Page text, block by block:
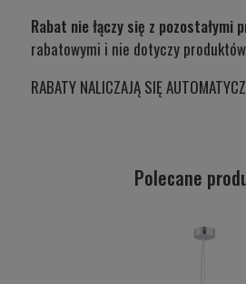
Rabat nie łączy się z pozostałymi
rabatowymi i nie dotyczy
RABATY NALICZAJĄ SIĘ
Polecane